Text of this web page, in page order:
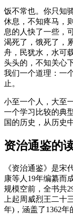
饭不常也。你只知
休息，不知疼马，
息的人快了一些，
渴死了，饿死了，
舟，民犹水，水可
头头的，不知关心
我们一个道理：一
止。
小至一个人，大至
一个学习比较的典
国的历史，从历史
资治通鉴的
《资治通鉴》是宋
康等人19年编纂而
规模空前，全书共
上起周威烈王二十
年)，涵盖了1362年